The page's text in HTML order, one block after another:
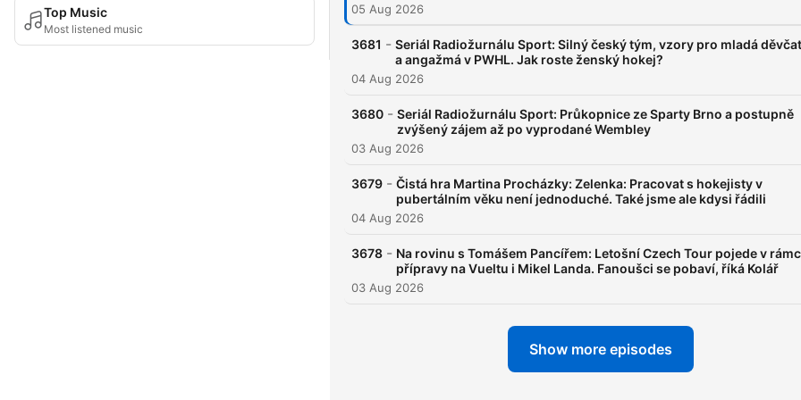
Top Music
Most listened music
05 Aug 2026
3681 - Seriál Radiožurnálu Sport: Silný český tým, vzory pro mladá
a angažmá v PWHL. Jak roste ženský hokej?
04 Aug 2026
3680 - Seriál Radiožurnálu Sport: Průkopnice ze Sparty Brno a postupně
zvýšený zájem až po vyprodané Wembley
03 Aug 2026
3679 - Čistá hra Martina Procházky: Zelenka: Pracovat s hokejisty v
pubertálním věku není jednoduché. Také jsme ale kdysi řádili
04 Aug 2026
3678 - Na rovinu s Tomášem Pancířem: Letošní Czech Tour pojede v
přípravy na Vueltu i Mikel Landa. Fanoušci se pobaví, říká Kolář
03 Aug 2026
Show more episodes